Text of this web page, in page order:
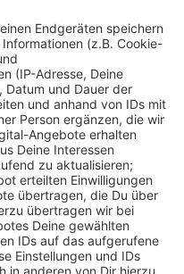
auf den Markt: mit
man sonst eher aus
dahinter: schneller
oder vielleicht
Nacht.